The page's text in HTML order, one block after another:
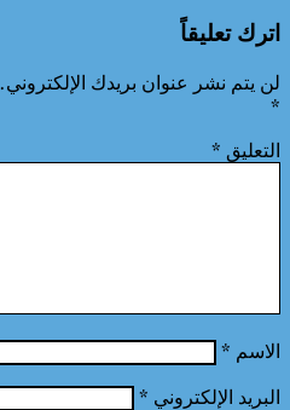
اترك تعليقاً
لن يتم نشر عنوان بريدك الإلكتروني.
*
التعليق *
الاسم *
البريد الإلكتروني *